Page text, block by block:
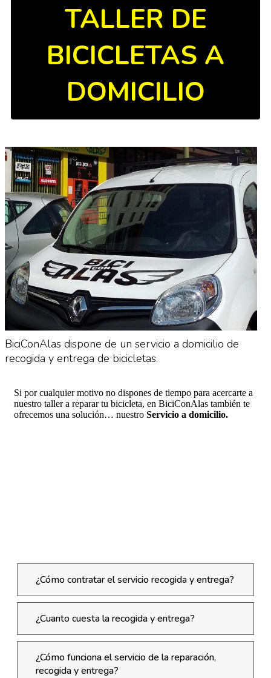
TALLER DE
BICICLETAS A
DOMICILIO
BiciConAlas dispone de un servicio a domicilio de
recogida y entrega de bicicletas.
Si por cualquier motivo no dispones de tiempo para acercarte a
nuestro taller a reparar tu bicicleta, en BiciConAlas también te
ofrecemos una solución… nuestro Servicio a domicilio.
¿Cómo contratar el servicio recogida y entrega?
¿Cuanto cuesta la recogida y entrega?
¿Cómo funciona el servicio de la reparación,
recogida y entrega?